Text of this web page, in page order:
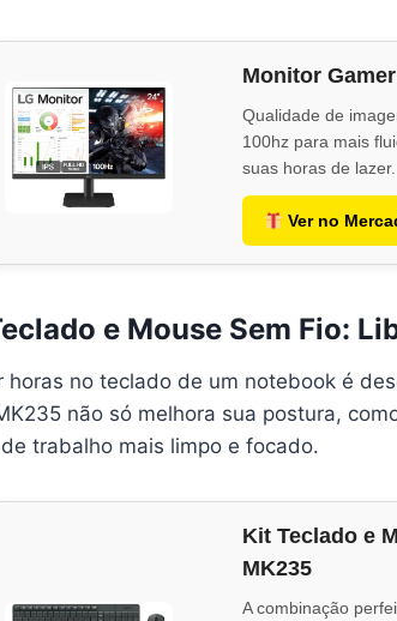
Monitor
Qualidade de
100hz para mais
suas horas de lazer.
Ver no
e Mouse Sem Fio:
horas no teclado de um notebook é
não só melhora sua postura,
trabalho mais limpo e focado.
Kit Teclado e
MK235
A combinação